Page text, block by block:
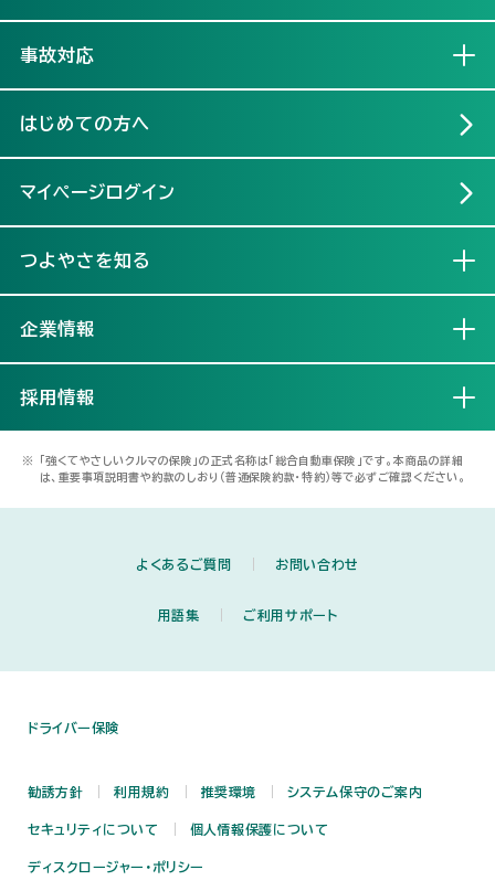
事故対応
はじめての方へ
マイページログイン
つよやさを知る
企業情報
採用情報
※
「強くてやさしいクルマの保険」の正式名称は「総合自動車保険」です。本商品の詳細
は、重要事項説明書や約款のしおり（普通保険約款・特約）等で必ずご確認ください。
よくあるご質問 お問い合わせ
用語集 ご利用サポート
ドライバー保険
勧誘方針 利用規約 推奨環境 システム保守のご案内
セキュリティについて 個人情報保護について
ディスクロージャー・ポリシー